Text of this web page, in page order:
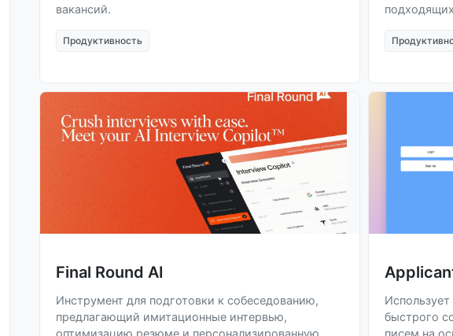
вакансий.
Продуктивность
Final Round AI
Инструмент для подготовки к собеседованию,
предлагающий имитационные интервью,
оптимизацию резюме и персонализированную
быстрого
писем на